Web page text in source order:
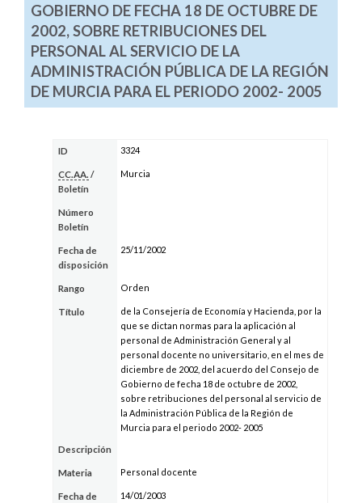
GOBIERNO DE FECHA 18 DE OCTUBRE DE
2002, SOBRE RETRIBUCIONES DEL
PERSONAL AL SERVICIO DE LA
ADMINISTRACIÓN PÚBLICA DE LA REGIÓN
DE MURCIA PARA EL PERIODO 2002- 2005
ID 3324
CC.AA. /
Boletín
Murcia
Número
Boletín
Fecha de
disposición
25/11/2002
Rango Orden
Título
de la Consejería de Economía y Hacienda, por la
que se dictan normas para la aplicación al
personal de Administración General y al
personal docente no universitario, en el mes de
diciembre de 2002, del acuerdo del Consejo de
Gobierno de fecha 18 de octubre de 2002,
sobre retribuciones del personal al servicio de
la Administración Pública de la Región de
Murcia para el periodo 2002- 2005
Descripción
Materia Personal docente
Fecha de
14/01/2003